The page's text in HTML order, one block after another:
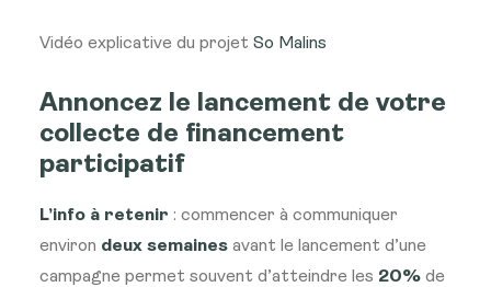
Vidéo explicative du projet So Malins
Annoncez le lancement de votre
collecte de financement
participatif
L’info à retenir : commencer à communiquer
environ deux semaines avant le lancement d’une
campagne permet souvent d’atteindre les 20% de